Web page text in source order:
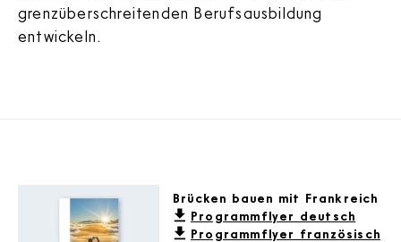
Brücken bauen mit Frankreich
Programmflyer deutsch
Programmflyer französisch
grenzüberschreitenden Berufsausbildung
entwickeln.